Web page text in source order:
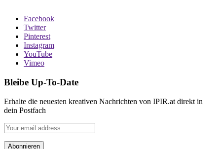
Facebook
Twitter
Pinterest
Instagram
YouTube
Vimeo
Bleibe Up-To-Date
Erhalte die neuesten kreativen Nachrichten von IPIR.at direkt in
dein Postfach